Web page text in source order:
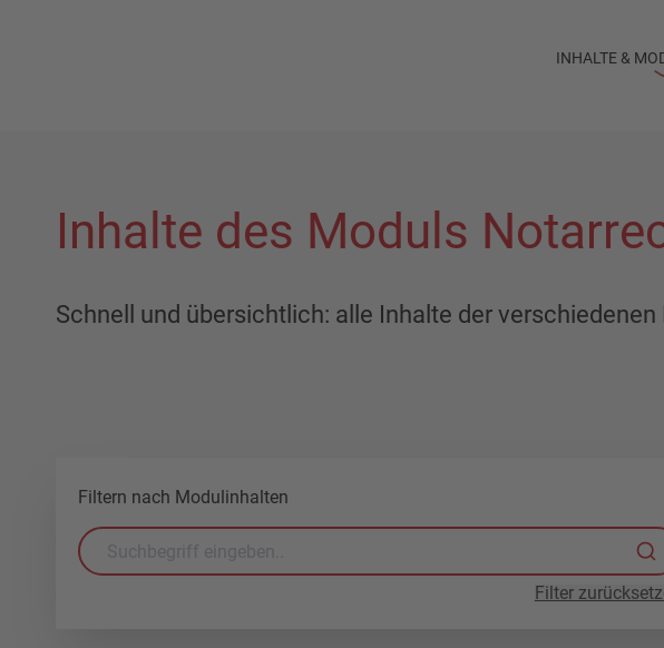
INHALTE &
Inhalte des Moduls
Schnell und übersichtlich: alle Inhalte der
Filtern nach Modulinhalten
Filter